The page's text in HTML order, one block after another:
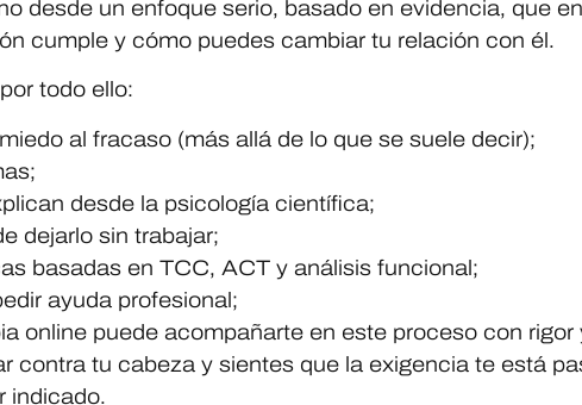
desde un enfoque serio, basado en evidencia, que
cumple y cómo puedes cambiar tu relación con él.
todo ello:
al fracaso (más allá de lo que se suele decir);
desde la psicología científica;
dejarlo sin trabajar;
basadas en TCC, ACT y análisis funcional;
ayuda profesional;
online puede acompañarte en este proceso con rigor
contra tu cabeza y sientes que la exigencia te está
indicado.